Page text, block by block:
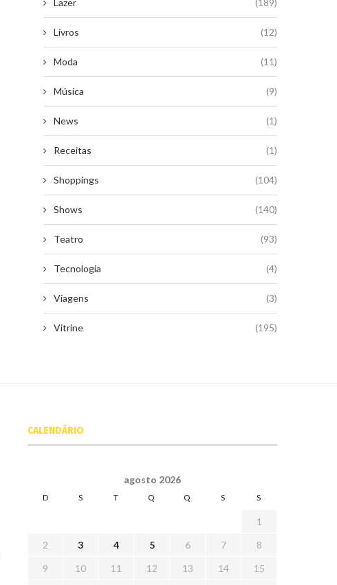
Lazer (189)
Livros (12)
Moda (11)
Música (9)
News (1)
Receitas (1)
Shoppings (104)
Shows (140)
Teatro (93)
Tecnologia (4)
Viagens (3)
Vitrine (195)
CALENDÁRIO
agosto 2026
D S T Q Q S S
1
2
3 4 5 6 7
8
9
10 11 12 13 14 15